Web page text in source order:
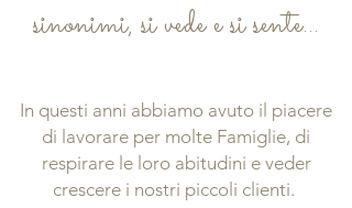
sinonimi, si vede e si sente...
In questi anni abbiamo avuto il piacere
di lavorare per molte Famiglie, di
respirare le loro abitudini e veder
crescere i nostri piccoli clienti.